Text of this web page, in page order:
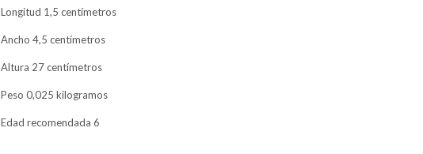
Longitud 1,5 centímetros
Ancho 4,5 centímetros
Altura 27 centímetros
Peso 0,025 kilogramos
Edad recomendada 6